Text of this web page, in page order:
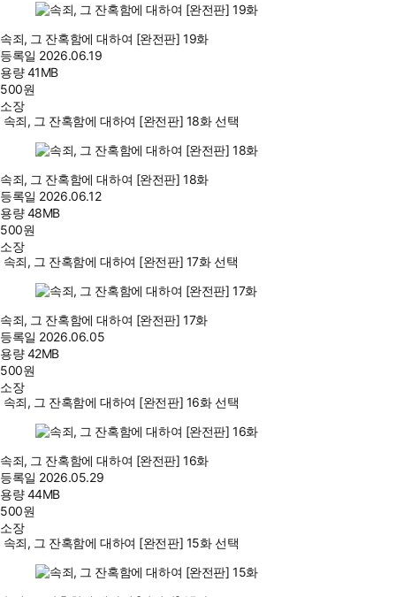
속죄, 그 잔혹함에 대하여 [완전판] 19화
등록일 2026.06.19
용량41MB
500원
소장
속죄, 그 잔혹함에 대하여 [완전판] 18화 선택
속죄, 그 잔혹함에 대하여 [완전판] 18화
등록일 2026.06.12
용량48MB
500원
소장
속죄, 그 잔혹함에 대하여 [완전판] 17화 선택
속죄, 그 잔혹함에 대하여 [완전판] 17화
등록일 2026.06.05
용량42MB
500원
소장
속죄, 그 잔혹함에 대하여 [완전판] 16화 선택
속죄, 그 잔혹함에 대하여 [완전판] 16화
등록일 2026.05.29
용량44MB
500원
소장
속죄, 그 잔혹함에 대하여 [완전판] 15화 선택